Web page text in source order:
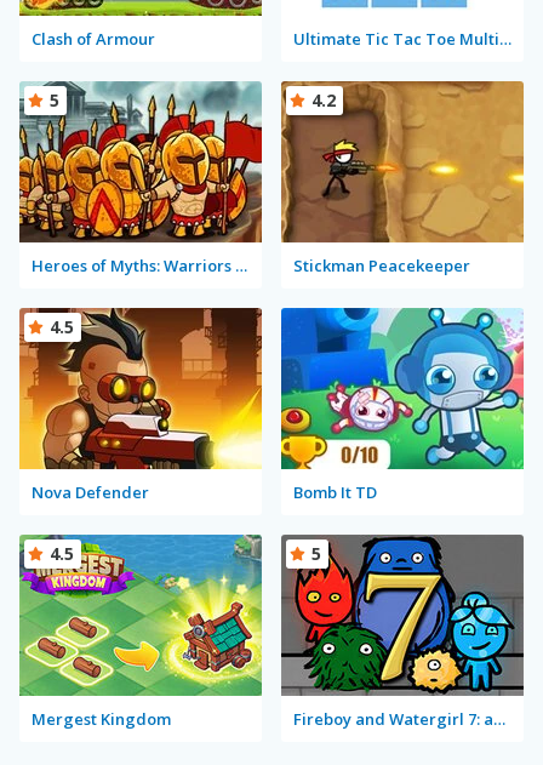
Clash of Armour Ultimate Tic Tac Toe Multiplayer
Heroes of Myths: Warriors of Gods
5
Stickman Peacekeeper
4.2
Nova Defender
4.5
Bomb It TD
Mergest Kingdom
4.5
Fireboy and Watergirl 7: and Friends
5